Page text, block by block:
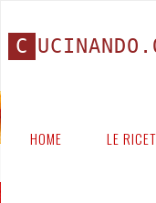
C UCINANDO .
HOME LE